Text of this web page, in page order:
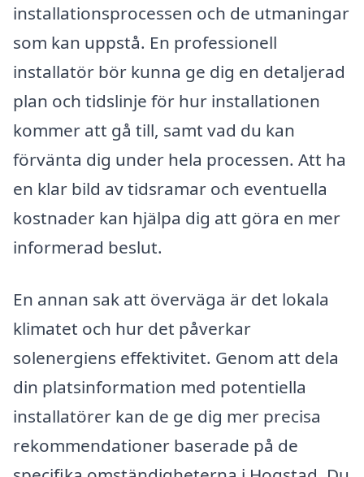
installationsprocessen och de utmaningar
som kan uppstå. En professionell
installatör bör kunna ge dig en detaljerad
plan och tidslinje för hur installationen
kommer att gå till, samt vad du kan
förvänta dig under hela processen. Att ha
en klar bild av tidsramar och eventuella
kostnader kan hjälpa dig att göra en mer
informerad beslut.
En annan sak att överväga är det lokala
klimatet och hur det påverkar
solenergiens effektivitet. Genom att dela
din platsinformation med potentiella
installatörer kan de ge dig mer precisa
rekommendationer baserade på de